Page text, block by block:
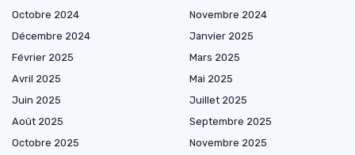
Octobre 2024
Novembre 2024
Décembre 2024
Janvier 2025
Février 2025
Mars 2025
Avril 2025
Mai 2025
Juin 2025
Juillet 2025
Août 2025
Septembre 2025
Octobre 2025
Novembre 2025